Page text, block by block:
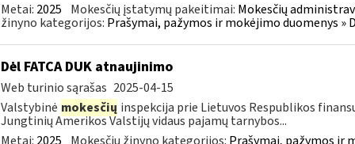
Metai: 2025 Mokesčių įstatymų pakeitimai: Mokesčių
žinyno kategorijos: Prašymai, pažymos ir mokėjimo duomenys »
Dėl FATCA DUK atnaujinimo
Web turinio sąrašas 2025-04-15
Valstybinė mokesčių inspekcija prie Lietuvos Respublikos
Jungtinių Amerikos Valstijų vidaus pajamų tarnybos...